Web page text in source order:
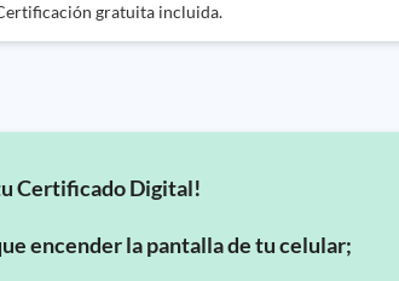
gratuita incluida.
Certificado Digital!
encender la pantalla de tu celular;